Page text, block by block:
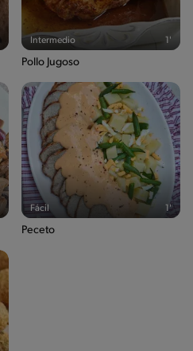
Intermedio 1'
Pollo Jugoso
Fácil 1'
Peceto